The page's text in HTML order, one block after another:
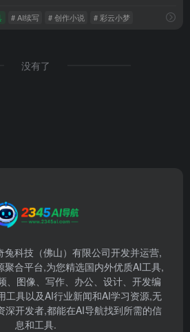
# AI续写 # 创作小说 # 彩云小梦
没有了
科技（佛山）有限公司开发并运营,
聚合平台,为您精选国内外优质AI工具,
、图像、写作、办公、设计、开发编
工具以及AI行业新闻和AI学习资源,无
深开发者,都能在AI导航找到所需的信
息和工具.